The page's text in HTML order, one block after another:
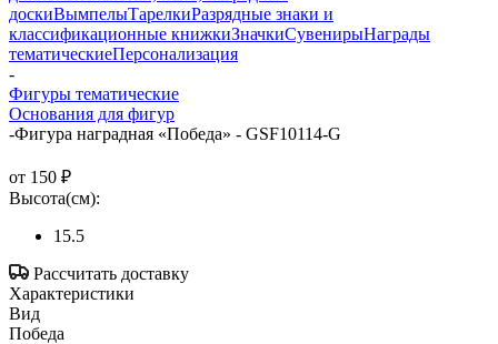
доскиВымпелыТарелкиРазрядные знаки и
классификационные книжкиЗначкиСувенирыНаграды
тематическиеПерсонализация
-
Фигуры тематические
Основания для фигур
-Фигура наградная «Победа» - GSF10114-G
от 150 ₽
Высота(см):
15.5
Рассчитать доставку
Характеристики
Вид
Победа